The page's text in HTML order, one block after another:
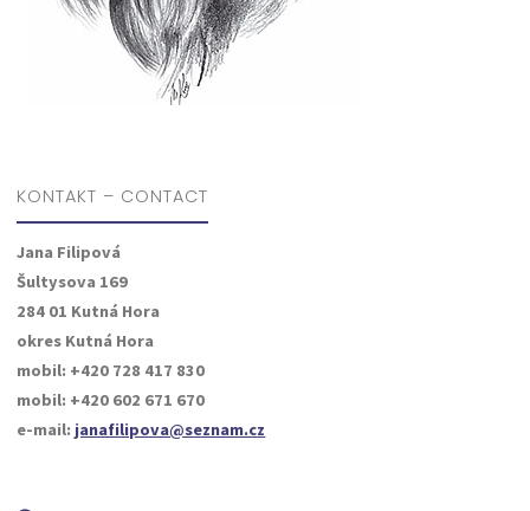
KONTAKT – CONTACT
Jana Filipová
Šultysova 169
284 01 Kutná Hora
okres Kutná Hora
mobil: +420 728 417 830
mobil: +420 602 671 670
e-mail: janafilipova@seznam.cz